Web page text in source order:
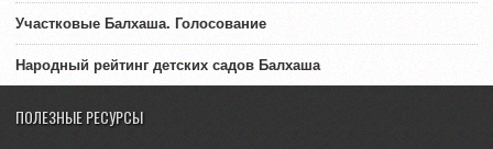
Участковые Балхаша. Голосование
Народный рейтинг детских садов Балхаша
ПОЛЕЗНЫЕ РЕСУРСЫ